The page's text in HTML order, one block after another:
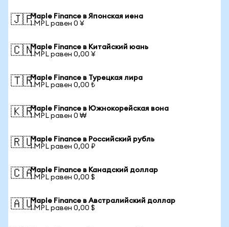
🇯🇵Maple Finance в Японская иена
1 MPL равен 0 ¥
🇨🇳Maple Finance в Китайский юань
1 MPL равен 0,00 ¥
🇹🇷Maple Finance в Турецкая лира
1 MPL равен 0,00 ₺
🇰🇷Maple Finance в Южнокорейская вона
1 MPL равен 0 ₩
🇷🇺Maple Finance в Российский рубль
1 MPL равен 0,00 ₽
🇨🇦Maple Finance в Канадский доллар
1 MPL равен 0,00 $
🇦🇺Maple Finance в Австралийский доллар
1 MPL равен 0,00 $